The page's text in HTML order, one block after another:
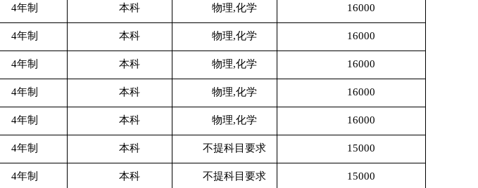
4年制 本科 物理,化学 16000
4年制 本科 物理,化学 16000
4年制 本科 物理,化学 16000
4年制 本科 物理,化学 16000
4年制 本科 物理,化学 16000
4年制 本科 不提科目要求 15000
4年制 本科 不提科目要求 15000